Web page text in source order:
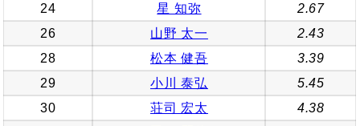
24
星 知弥
2.67
26
山野 太一
2.43
28
松本 健吾
3.39
29
小川 泰弘
5.45
30
荘司 宏太
4.38